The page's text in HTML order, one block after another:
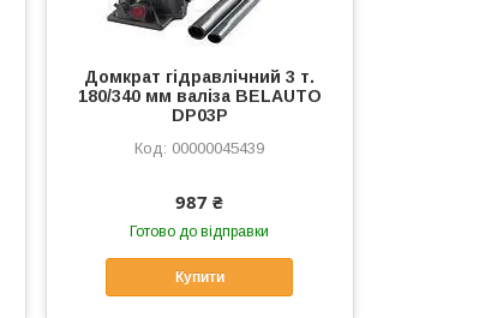
Домкрат гідравлічний 3 т.
180/340 мм валіза BELAUTO
DP03P
00000045439
987 ₴
Готово до відправки
Купити